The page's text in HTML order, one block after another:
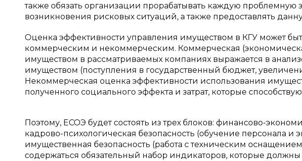
также обязать организации прорабатывать каждую проблемную
возникновения рисковых ситуаций, а также предоставлять
Оценка эффективности управления имуществом в КГУ может
коммерческим и некоммерческим. Коммерческая
имуществом в рассматриваемых компаниях выражается в
имуществом (поступления в государственный бюджет,
Некоммерческая оценка эффективности использования
полученного социального эффекта и затрат, которые
Поэтому, ЕСОЭ будет состоять из трех блоков: финансово-
кадрово-психологическая безопасность (обучение персонала
имущественная безопасность (работа с техническим
содержаться обязательный набор индикаторов, которые должны